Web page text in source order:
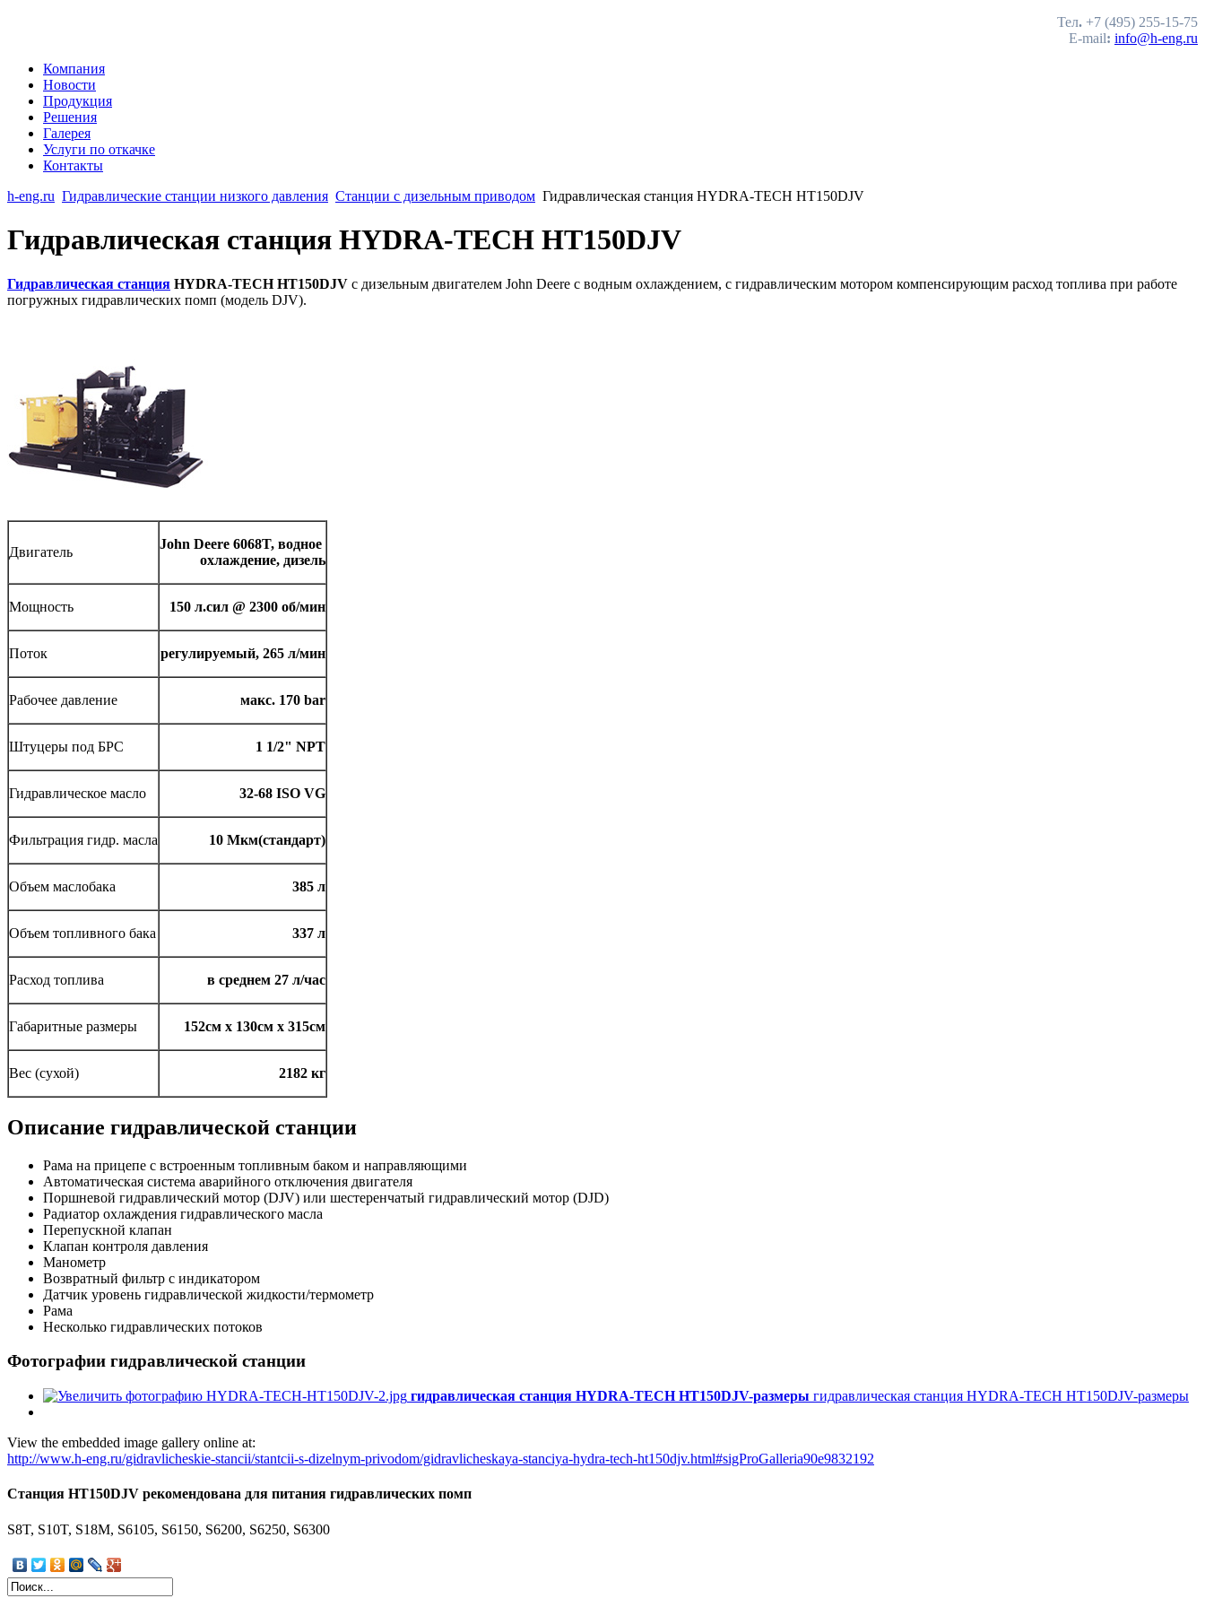
Тел. +7 (495) 255-15-75
E-mail: info@h-eng.ru
Компания
Новости
Продукция
Решения
Галерея
Услуги по откачке
Контакты
h-eng.ru Гидравлические станции низкого давления Станции с дизельным приводом Гидравлическая станция HYDRA-TECH HT150DJV
Гидравлическая станция HYDRA-TECH HT150DJV
Гидравлическая станция HYDRA-TECH HT150DJV с дизельным двигателем John Deere с водным охлаждением, с гидравлическим мотором компенсирующим расход топлива при работе
погружных гидравлических помп (модель DJV).
Двигатель
John Deere 6068T, водное
охлаждение, дизель
Мощность 150 л.сил @ 2300 об/мин
Поток регулируемый, 265 л/мин
Рабочее давление макс. 170 bar
Штуцеры под БРС 1 1/2" NPT
Гидравлическое масло 32-68 ISO VG
Фильтрация гидр. масла 10 Мкм(стандарт)
Объем маслобака 385 л
Объем топливного бака 337 л
Расход топлива в среднем 27 л/час
Габаритные размеры 152см х 130см х 315см
Вес (сухой) 2182 кг
Описание гидравлической станции
Рама на прицепе с встроенным топливным баком и направляющими
Автоматическая система аварийного отключения двигателя
Поршневой гидравлический мотор (DJV) или шестеренчатый гидравлический мотор (DJD)
Радиатор охлаждения гидравлического масла
Перепускной клапан
Клапан контроля давления
Манометр
Возвратный фильтр с индикатором
Датчик уровень гидравлической жидкости/термометр
Рама
Несколько гидравлических потоков
Фотографии гидравлической станции
гидравлическая станция HYDRA-TECH HT150DJV-размеры гидравлическая станция HYDRA-TECH HT150DJV-размеры
View the embedded image gallery online at:
http://www.h-eng.ru/gidravlicheskie-stancii/stantcii-s-dizelnym-privodom/gidravlicheskaya-stanciya-hydra-tech-ht150djv.html#sigProGalleria90e9832192
Станция HT150DJV рекомендована для питания гидравлических помп
S8T, S10T, S18M, S6105, S6150, S6200, S6250, S6300